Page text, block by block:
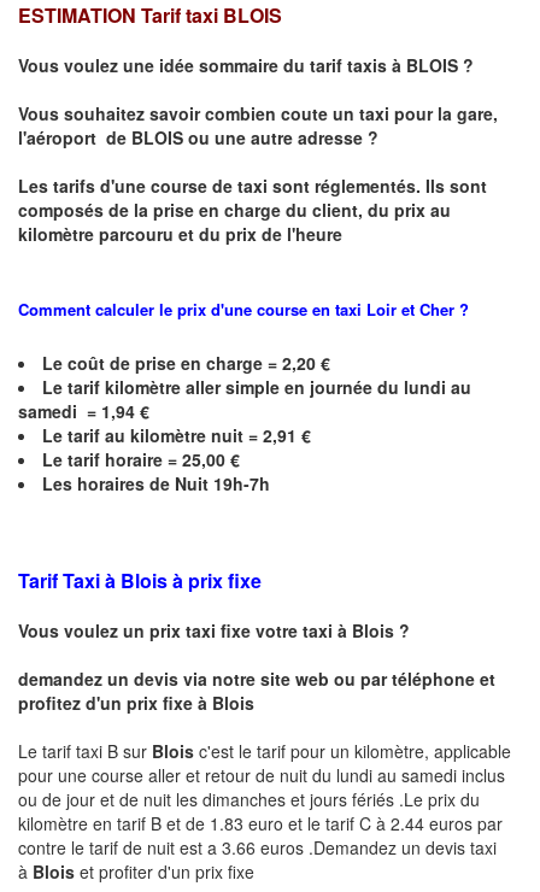
ESTIMATION Tarif taxi BLOIS
Vous voulez une idée sommaire du tarif taxis à BLOIS ?
Vous souhaitez savoir combien coute un taxi pour la gare,
l'aéroport de BLOIS ou une autre adresse ?
Les tarifs d'une course de taxi sont réglementés. Ils sont
composés de la prise en charge du client, du prix au
kilomètre parcouru et du prix de l'heure
Comment calculer le prix d'une course en taxi Loir et Cher ?
Le coût de prise en charge = 2,20 €
Le tarif kilomètre aller simple en journée du lundi au
samedi = 1,94 €
Le tarif au kilomètre nuit = 2,91 €
Le tarif horaire = 25,00 €
Les horaires de Nuit 19h-7h
Tarif Taxi à Blois à prix fixe
Vous voulez un prix taxi fixe votre taxi à Blois ?
demandez un devis via notre site web ou par téléphone et
profitez d'un prix fixe à Blois
Le tarif taxi B sur Blois c'est le tarif pour un kilomètre, applicable
pour une course aller et retour de nuit du lundi au samedi inclus
ou de jour et de nuit les dimanches et jours fériés .Le prix du
kilomètre en tarif B et de 1.83 euro et le tarif C à 2.44 euros par
contre le tarif de nuit est a 3.66 euros .Demandez un devis taxi
à Blois et profiter d'un prix fixe